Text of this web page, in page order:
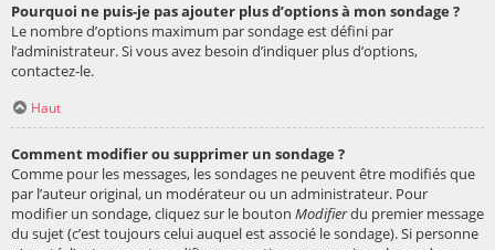
Pourquoi ne puis-je pas ajouter plus d’options à mon sondage ?
Le nombre d’options maximum par sondage est défini par
l’administrateur. Si vous avez besoin d’indiquer plus d’options,
contactez-le.
Haut
Comment modifier ou supprimer un sondage ?
Comme pour les messages, les sondages ne peuvent être modifiés que
par l’auteur original, un modérateur ou un administrateur. Pour
modifier un sondage, cliquez sur le bouton Modifierdu premier message
du sujet (c’est toujours celui auquel est associé le sondage). Si personne